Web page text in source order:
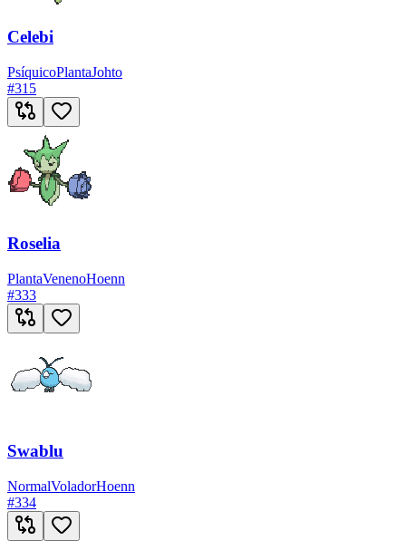
Celebi
PsíquicoPlantaJohto
#315
Roselia
PlantaVenenoHoenn
#333
Swablu
NormalVoladorHoenn
#334